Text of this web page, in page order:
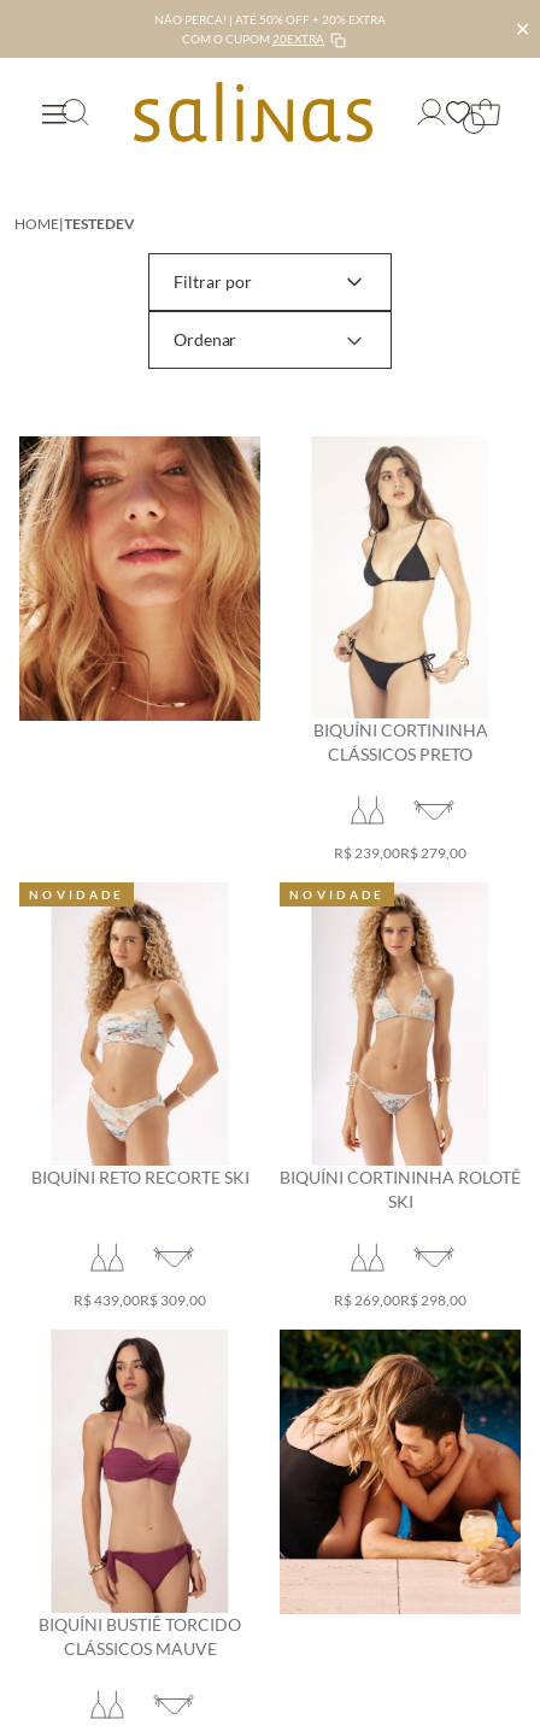
NÃO PERCA! | ATÉ 50% OFF + 20% EXTRA
COM O CUPOM 20EXTRA ✕
HOME|TESTEDEV
Filtrar por
BIQUÍNI CORTININHA
CLÁSSICOS PRETO
R$ 239,00R$ 279,00
BIQUÍNI RETO RECORTE SKI
R$ 439,00
NOVIDADE
R$ 309,00
NOVIDADE
BIQUÍNI CORTININHA ROLOTÊ
SKI
R$ 269,00
NOVIDADE
R$ 298,00
NOVIDADE
BIQUÍNI BUSTIÊ TORCIDO
CLÁSSICOS MAUVE